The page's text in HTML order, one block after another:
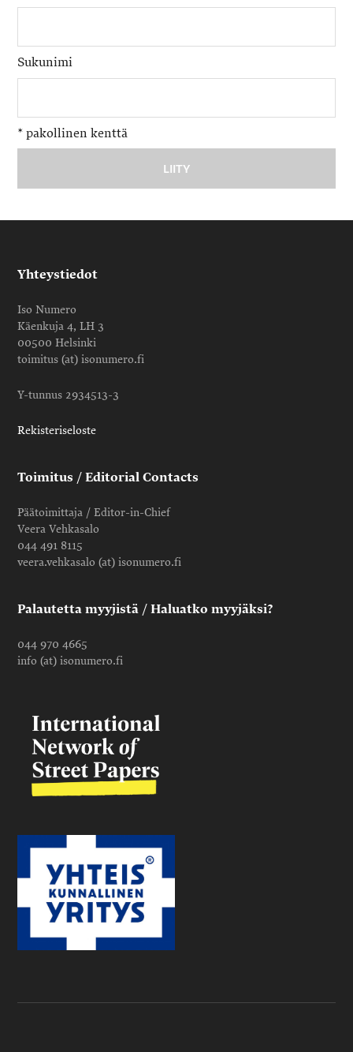
Sukunimi
* pakollinen kenttä
Yhteystiedot
Iso Numero
Käenkuja 4, LH 3
00500 Helsinki
toimitus (at) isonumero.fi
Y-tunnus 2934513-3
Rekisteriseloste
Toimitus / Editorial Contacts
Päätoimittaja / Editor-in-Chief
Veera Vehkasalo
044 491 8115
veera.vehkasalo (at) isonumero.fi
Palautetta myyjistä / Haluatko myyjäksi?
044 970 4665
info (at) isonumero.fi